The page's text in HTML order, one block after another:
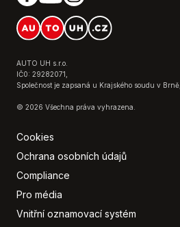
Palubní počítač
Parkovací kamera
Parkovací senzor
Posilovač řízení
Přední loketní opěrka
Regulace výšky podvozku
Senzor světel
Senzor tlaku v
Střešní nosič
Tempomat
AUTO UH s.r.o.
IČ0: 29282071,
Společnost je zapsaná u Krajského soudu v
© 2026 Všechna práva vyhrazena.
Cookies
Ochrana osobních údajů
Compliance
Pro média
Vnitřní oznamovací systém